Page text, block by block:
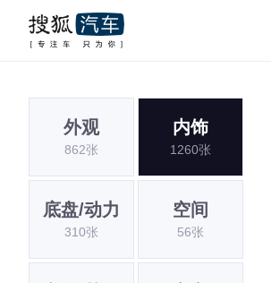
外观
862张
内饰
1260张
底盘/动力
310张
空间
56张